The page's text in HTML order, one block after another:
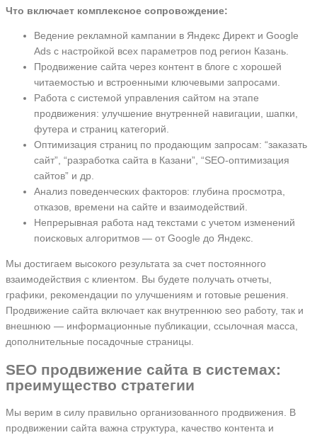
Что включает комплексное сопровождение:
Ведение рекламной кампании в Яндекс Директ и Google
Ads с настройкой всех параметров под регион Казань.
Продвижение сайта через контент в блоге с хорошей
читаемостью и встроенными ключевыми запросами.
Работа с системой управления сайтом на этапе
продвижения: улучшение внутренней навигации, шапки,
футера и страниц категорий.
Оптимизация страниц по продающим запросам: “заказать
сайт”, “разработка сайта в Казани”, “SEO-оптимизация
сайтов” и др.
Анализ поведенческих факторов: глубина просмотра,
отказов, времени на сайте и взаимодействий.
Непрерывная работа над текстами с учетом изменений
поисковых алгоритмов — от Google до Яндекс.
Мы достигаем высокого результата за счет постоянного
взаимодействия с клиентом. Вы будете получать отчеты,
графики, рекомендации по улучшениям и готовые решения.
Продвижение сайта включает как внутреннюю seo работу, так и
внешнюю — информационные публикации, ссылочная масса,
дополнительные посадочные страницы.
SEO продвижение сайта в системах:
преимущество стратегии
Мы верим в силу правильно организованного продвижения. В
продвижении сайта важна структура, качество контента и